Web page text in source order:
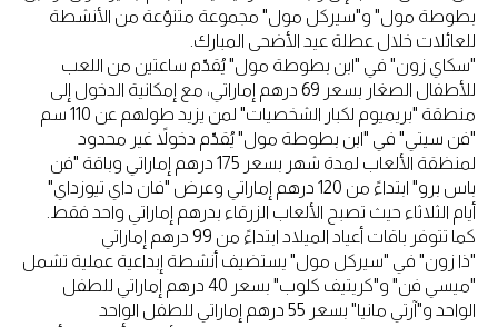
بطوطة مول" و"سيركل مول" مجموعة متنوّعة من الأنشطة
للعائلات خلال عطلة عيد الأضحى المبارك.
"سكاي زون" في "ابن بطوطة مول" يُقدّم ساعتين من اللعب
للأطفال الصغار بسعر 69 درهم إماراتي، مع إمكانية الدخول إلى
منطقة "بريميوم لكبار الشخصيات" لمن يزيد طولهم عن 110 سم
"فن سيتي" في "ابن بطوطة مول" يُقدّم دخولاً غير محدود
لمنظقة الألعاب لمدة شهر بسعر 175 درهم إماراتي وباقة "فن
باس برو" ابتداءً من 120 درهم إماراتي وعرض "فان داي تيوزداي"
أيام الثلاثاء حيث تصبح الألعاب الزرقاء بدرهم إماراتي واحد فقط.
كما تتوفر باقات أعياد الميلاد ابتداءً من 99 درهم إماراتي
"ذا زون" في "سيركل مول" يستضيف أنشطة إبداعية عملية تشمل
"ميسي فن" و"كريتيف كلوب" بسعر 40 درهم إماراتي للطفل
الواحد و"آرتي مانيا" بسعر 55 درهم إماراتي للطفل الواحد